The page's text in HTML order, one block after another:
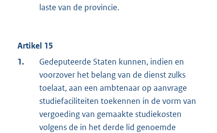
laste van de provincie.
Artikel 15
1.
Gedeputeerde Staten kunnen, indien en
voorzover het belang van de dienst zulks
toelaat, aan een ambtenaar op aanvrage
studiefaciliteiten toekennen in de vorm van
vergoeding van gemaakte studiekosten
volgens de in het derde lid genoemde